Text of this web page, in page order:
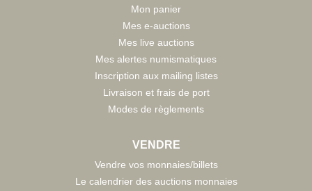
Mon panier
Mes e-auctions
Mes live auctions
Mes alertes numismatiques
Inscription aux mailing listes
Livraison et frais de port
Modes de règlements
VENDRE
Vendre vos monnaies/billets
Le calendrier des auctions monnaies